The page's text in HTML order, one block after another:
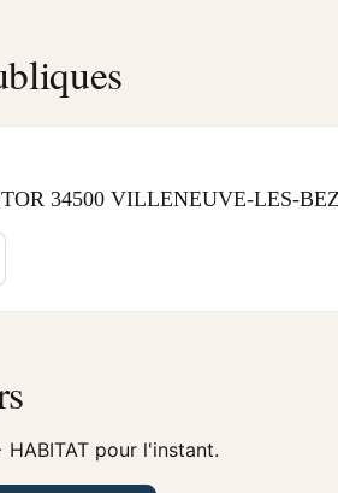
34500 VILLENEUVE-LES-
pour l'instant.